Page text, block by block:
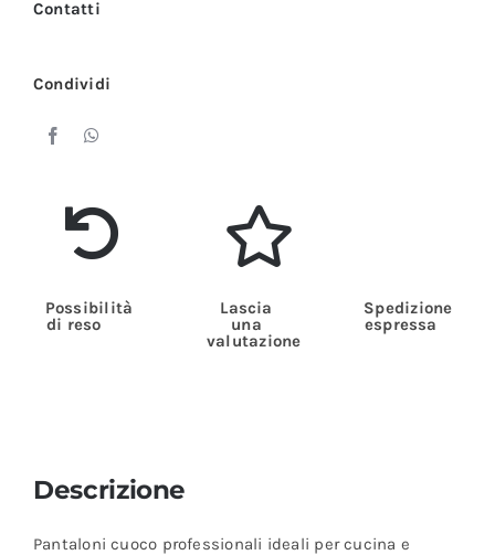
Contatti
Condividi
Possibilità
di reso
Lascia
una
valutazione
Spedizione
espressa
Descrizione
Pantaloni cuoco professionali ideali per cucina e